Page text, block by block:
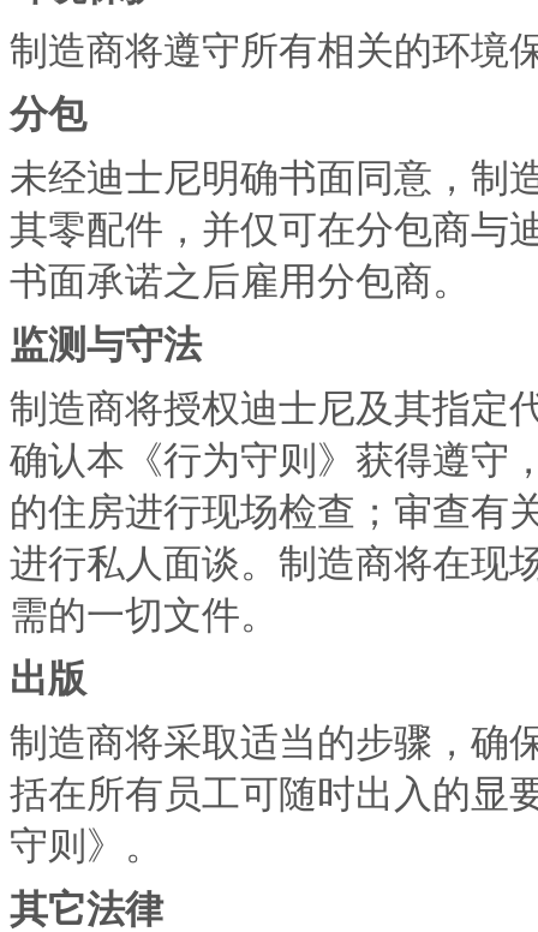
制造商将遵守所有相关的环境
分包
未经迪士尼明确书面同意，制
其零配件，并仅可在分包商与
书面承诺之后雇用分包商。
监测与守法
制造商将授权迪士尼及其指定
确认本《行为守则》获得遵守
的住房进行现场检查；审查有
进行私人面谈。制造商将在现
需的一切文件。
出版
制造商将采取适当的步骤，确
括在所有员工可随时出入的显
守则》。
其它法律